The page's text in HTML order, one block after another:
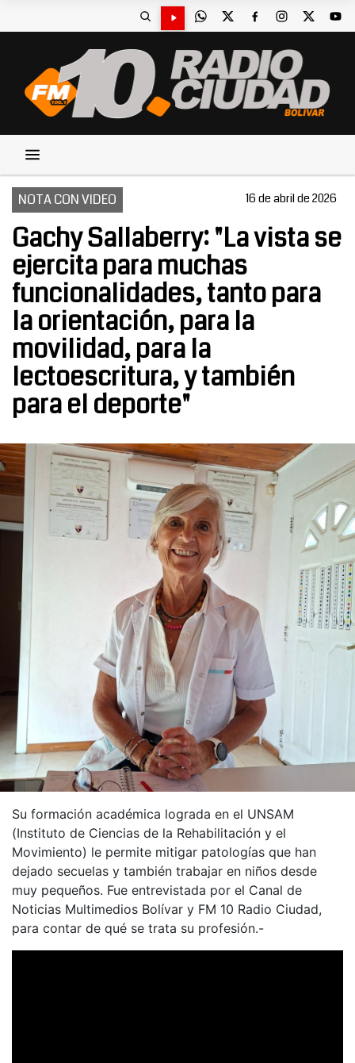
NOTA CON VIDEO 16 de abril de 2026
Gachy Sallaberry: "La vista se
ejercita para muchas
funcionalidades, tanto para
la orientación, para la
movilidad, para la
lectoescritura, y también
para el deporte"
Su formación académica lograda en el UNSAM
(Instituto de Ciencias de la Rehabilitación y el
Movimiento) le permite mitigar patologías que han
dejado secuelas y también trabajar en niños desde
muy pequeños. Fue entrevistada por el Canal de
Noticias Multimedios Bolívar y FM 10 Radio Ciudad,
para contar de qué se trata su profesión.-